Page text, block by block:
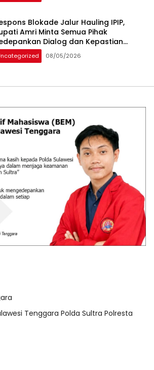
Blokade Jalur Hauling IPIP,
Amri Minta Semua Pihak
Dialog dan Kepastian
08/05/2026
Tenggara Polda Sultra Polresta